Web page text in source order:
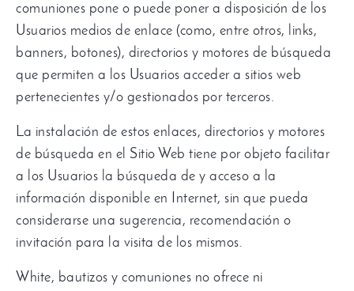
comuniones pone o puede poner a disposición de los
Usuarios medios de enlace (como, entre otros, links,
banners, botones), directorios y motores de búsqueda
que permiten a los Usuarios acceder a sitios web
pertenecientes y/o gestionados por terceros.
La instalación de estos enlaces, directorios y motores
de búsqueda en el Sitio Web tiene por objeto facilitar
a los Usuarios la búsqueda de y acceso a la
información disponible en Internet, sin que pueda
considerarse una sugerencia, recomendación o
invitación para la visita de los mismos.
White, bautizos y comuniones no ofrece ni